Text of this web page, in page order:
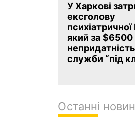
У Харкові
ексголову
який за $6500
служби “під
Останні